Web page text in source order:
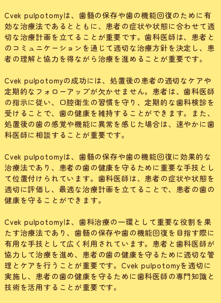
Cvek pulpotomyは、歯髄の保存や歯の機能回復のために有
効な治療法であるとともに、患者の症状や状態に合わせて適
切な治療計画を立てることが重要です。歯科医師は、患者と
のコミュニケーションを通じて適切な治療方針を決定し、患
者の理解と協力を得ながら治療を進めることが重要です。
Cvek pulpotomyの成功には、処置後の患者の適切なケアや
定期的なフォローアップが欠かせません。患者は、歯科医師
の指示に従い、口腔衛生の習慣を守り、定期的な歯科検診を
受けることで、歯の健康を維持することができます。また、
処置後の歯の感覚や機能に異常を感じた場合は、速やかに歯
科医師に相談することが重要です。
Cvek pulpotomyは、歯髄の保存や歯の機能回復に効果的な
治療法であり、患者の歯の健康を守るために重要な手技とし
て位置付けられています。歯科医師は、患者の症状や状態を
適切に評価し、最適な治療計画を立てることで、患者の歯の
健康を守ることができます。
Cvek pulpotomyは、歯科治療の一環として重要な役割を果
たす治療法であり、歯髄の保存や歯の機能回復を目指す際に
有用な手技として広く利用されています。患者と歯科医師が
協力して治療を進め、患者の歯の健康を守るために適切な管
理とケアを行うことが重要です。Cvek pulpotomyを適切に
実施し、患者の歯の健康を守るために歯科医師の専門知識と
技術を活用することが重要です。